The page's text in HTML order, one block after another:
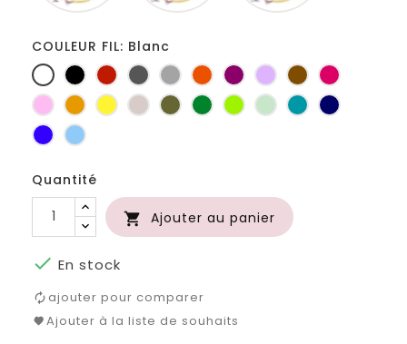
COULEUR FIL: Blanc
BlancNoir RougeGris
foncé
Gris
clair
Orange
PruneLilasMarronFuchsia
RoseJaune
d'or
jauneFicelleKaki Vert
bouteille
Anis Vert
d'eau
Turquoise
Marine
Bleu
roi
Bleu
Quantité
 Ajouter au panier
 En stock
ajouter pour comparer
Ajouter à la liste de souhaits